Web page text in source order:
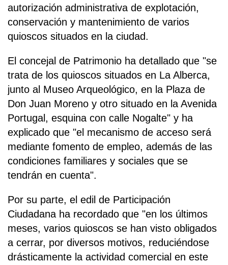
autorización administrativa de explotación,
conservación y mantenimiento de varios
quioscos situados en la ciudad.
El concejal de Patrimonio ha detallado que "se
trata de los quioscos situados en La Alberca,
junto al Museo Arqueológico, en la Plaza de
Don Juan Moreno y otro situado en la Avenida
Portugal, esquina con calle Nogalte" y ha
explicado que "el mecanismo de acceso será
mediante fomento de empleo, además de las
condiciones familiares y sociales que se
tendrán en cuenta".
Por su parte, el edil de Participación
Ciudadana ha recordado que "en los últimos
meses, varios quioscos se han visto obligados
a cerrar, por diversos motivos, reduciéndose
drásticamente la actividad comercial en este